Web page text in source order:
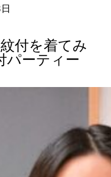
付を着てみ
パーティー